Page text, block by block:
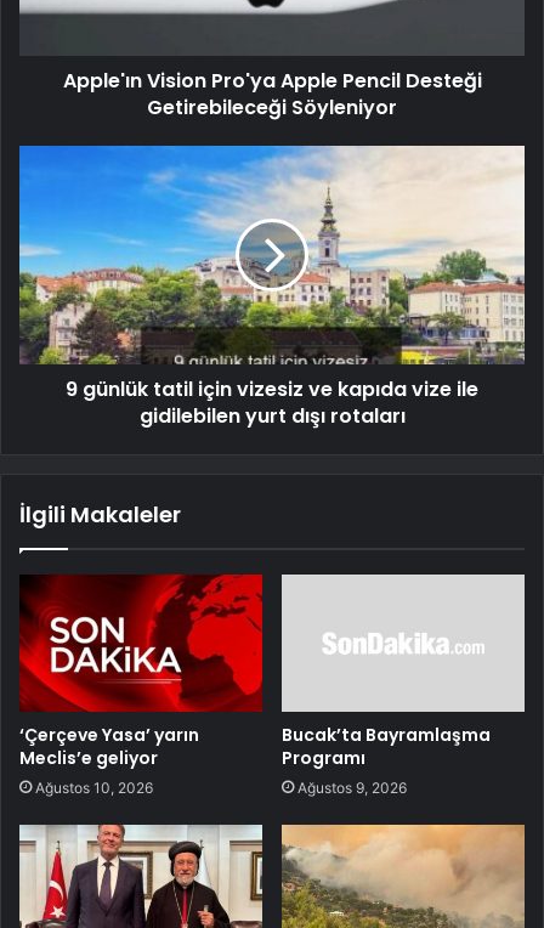
Apple'ın Vision Pro'ya Apple Pencil Desteği
Getirebileceği Söyleniyor
9 günlük tatil için vizesiz ve kapıda vize ile
gidilebilen yurt dışı rotaları
İlgili Makaleler
‘Çerçeve Yasa’ yarın
Meclis’e geliyor
Ağustos 10, 2026
Bucak’ta Bayramlaşma
Programı
Ağustos 9, 2026